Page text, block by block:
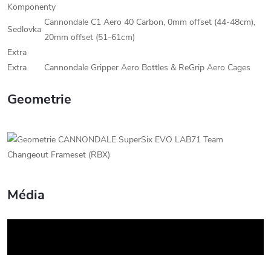
Komponenty
Sedlovka
Cannondale C1 Aero 40 Carbon, 0mm offset (44-48cm),
20mm offset (51-61cm)
Extra
Extra
Cannondale Gripper Aero Bottles & ReGrip Aero Cages
Geometrie
Média